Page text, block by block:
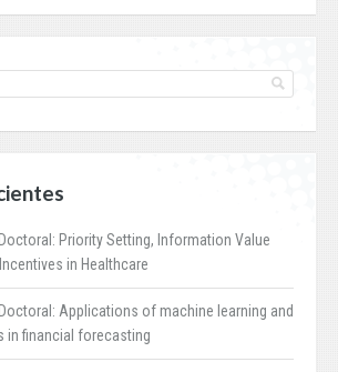
Priority Setting, Information Value
in Healthcare
Applications of machine learning and
in financial forecasting